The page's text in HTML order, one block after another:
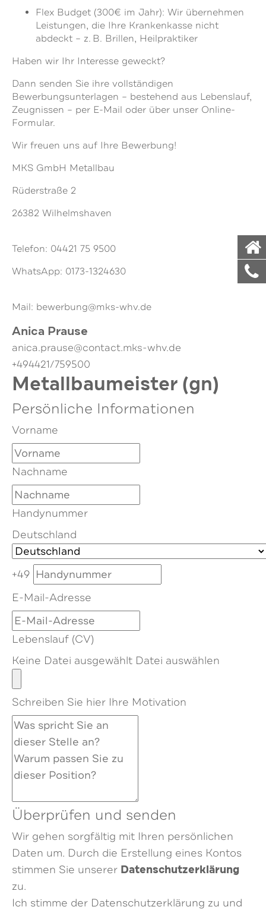
Flex Budget (300€ im Jahr): Wir übernehmen
Leistungen, die Ihre Krankenkasse nicht
abdeckt – z. B. Brillen, Heilpraktiker
Haben wir Ihr Interesse geweckt?
Dann senden Sie ihre vollständigen
Bewerbungsunterlagen – bestehend aus Lebenslauf,
Zeugnissen – per E-Mail oder über unser Online-
Formular.
Wir freuen uns auf Ihre Bewerbung!
MKS GmbH Metallbau
Rüderstraße 2
26382 Wilhelmshaven
Telefon: 04421 75 9500
WhatsApp: 0173-1324630
Mail: bewerbung@mks-whv.de
Anica Prause
anica.prause@contact.mks-whv.de
+494421/759500
Metallbaumeister (gn)
Persönliche Informationen
Vorname
Nachname
Handynummer
Deutschland
+49
E-Mail-Adresse
Lebenslauf (CV)
Keine Datei ausgewählt Datei auswählen
Schreiben Sie hier Ihre Motivation
Überprüfen und senden
Wir gehen sorgfältig mit Ihren persönlichen
Daten um. Durch die Erstellung eines Kontos
stimmen Sie unserer Datenschutzerklärung
zu.
Ich stimme der Datenschutzerklärung zu und